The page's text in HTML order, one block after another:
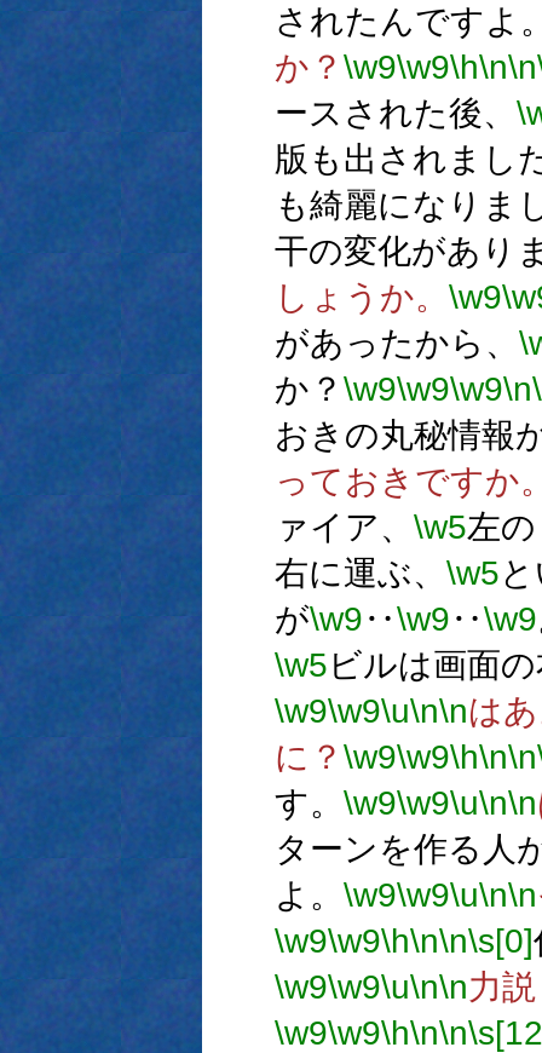
されたんですよ
か？ \w9\w9\h\n\n
ースされた後、
版も出されまし
も綺麗になりま
干の変化があり
しょうか。 \w9
があったから、
か？ \w9\w9\w9\n
おきの丸秘情報
っておきですか
ァイア、 \w5左
右に運ぶ、 \w5
が\w9‥\w9‥\w9
\w5ビルは画面
\w9\w9\u\n\nは
に？ \w9\w9\h\n\n
す。 \w9\w9\u\n\n
ターンを作る人
よ。 \w9\w9\u\n\n
\w9\w9\h\n\n\s[0]
\w9\w9\u\n\n力
\w9\w9\h\n\n